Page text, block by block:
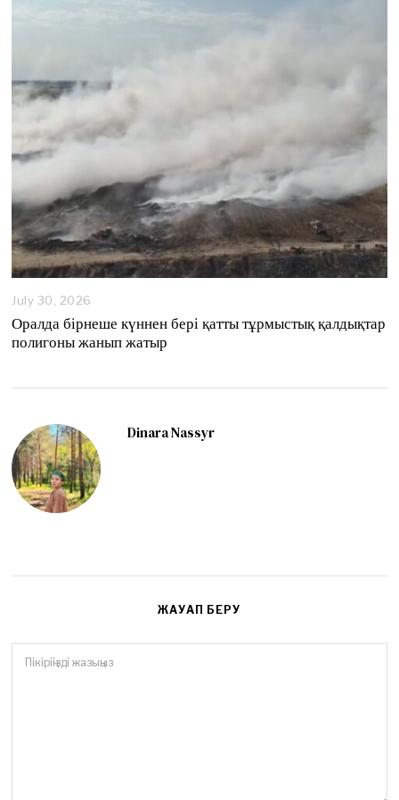
6
July 30, 2026
Оралда бірнеше күннен бері қатты тұрмыстық қалдықтар
полигоны жанып жатыр
Dinara Nassyr
ЖАУАП БЕРУ